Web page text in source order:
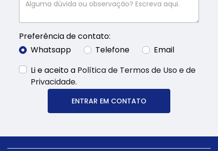
Preferência de contato:
Whatsapp
Telefone
Email
Li e aceito a Política de Termos de Uso e de
Privacidade.
ENTRAR EM CONTATO